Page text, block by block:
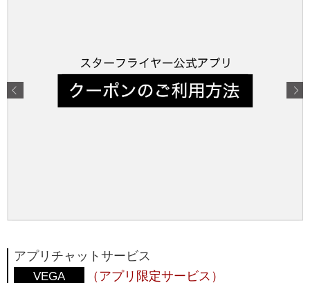
アプリチャットサービス
VEGA （アプリ限定サービス）